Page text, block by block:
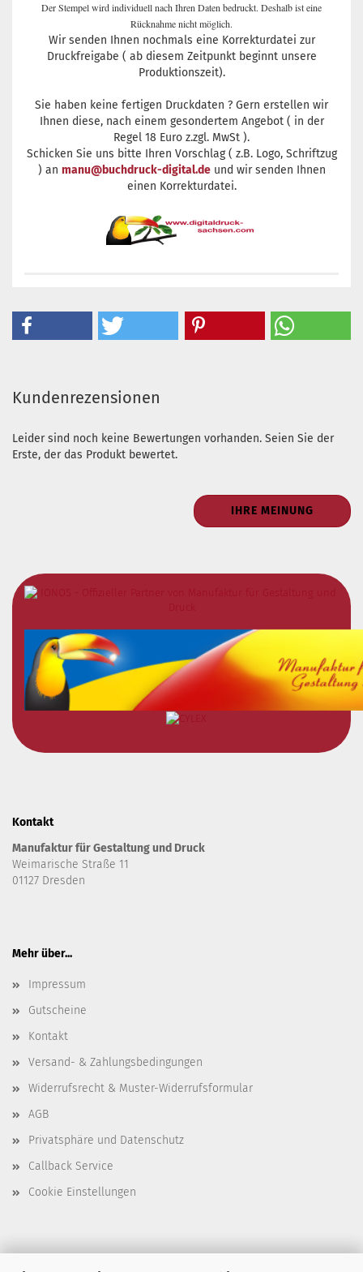
Der Stempel wird individuell nach Ihren Daten bedruckt. Deshalb ist eine
Rücknahme nicht möglich.
Wir senden Ihnen nochmals eine Korrekturdatei zur
Druckfreigabe ( ab diesem Zeitpunkt beginnt unsere
Produktionszeit).
Sie haben keine fertigen Druckdaten ? Gern erstellen wir
Ihnen diese, nach einem gesondertem Angebot ( in der
Regel 18 Euro z.zgl. MwSt ).
Schicken Sie uns bitte Ihren Vorschlag ( z.B. Logo, Schriftzug
) an manu@buchdruck-digital.deund wir senden Ihnen
einen Korrekturdatei.
Kundenrezensionen
Leider sind noch keine Bewertungen vorhanden. Seien Sie der
Erste, der das Produkt bewertet.
IHRE MEINUNG
Kontakt
Manufaktur für Gestaltung und Druck
Weimarische Straße 11
01127 Dresden
Mehr über...
Impressum
Gutscheine
Kontakt
Versand- & Zahlungsbedingungen
Widerrufsrecht & Muster-Widerrufsformular
AGB
Privatsphäre und Datenschutz
Callback Service
Cookie Einstellungen